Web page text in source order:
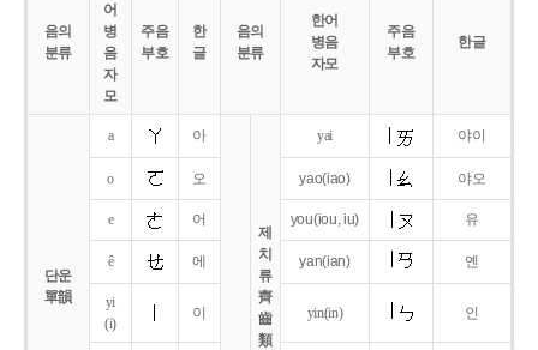
음의
분류
어
병
음
자
모
주음
부호
한
글
음의
분류
한어
병음
자모
주음
부호
한글
단운
單韻
a 아
제
치
류
齊
齒
類
yai 야이
o 오 yao(iao) 야오
e 어 you(iou,iu) 유
ê 에 yan(ian) 옌
yi
(i)
이 yin(in) 인